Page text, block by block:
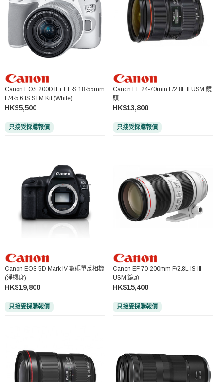
Canon EOS 200D II + EF-S 18-55mm
F/4-5.6 IS STM Kit (White)
HK$5,500
只接受採購報價
Canon EF 24-70mm F/2.8L II USM 鏡
頭
HK$13,800
只接受採購報價
Canon EOS 5D Mark IV 數碼單反相機
(淨機身)
HK$19,800
只接受採購報價
Canon EF 70-200mm F/2.8L IS III
USM 鏡頭
HK$15,400
只接受採購報價